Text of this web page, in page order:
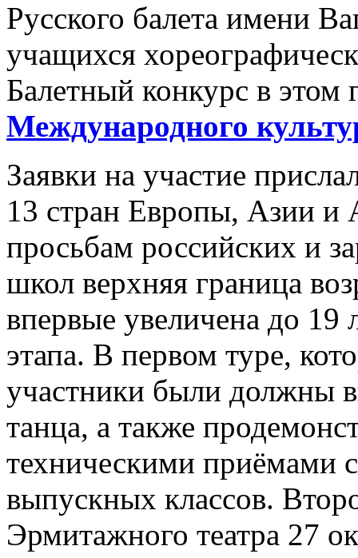
Русского балета имени
учащихся
Балетный конкурс в этом
Международного
Заявки на участие
13 стран Европы, Азии
просьбам российских и
школ верхняя граница
впервые увеличена до 19
этапа. В первом туре,
участники были должны
танца, а также
техническими приёмами
выпускных классов.
Эрмитажного театра 27